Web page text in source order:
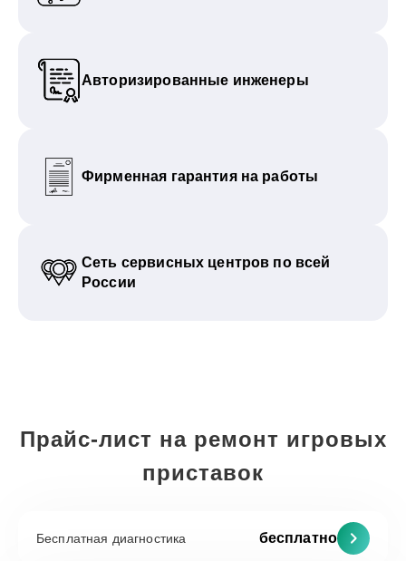
Авторизированные инженеры
Фирменная гарантия на работы
Сеть сервисных центров по всей
России
Прайс-лист на ремонт игровых
приставок
Бесплатная диагностика бесплатно